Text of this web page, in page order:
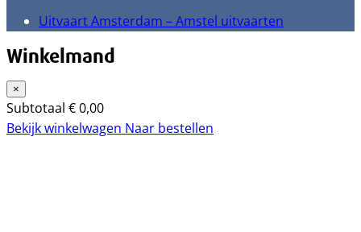
Uitvaart Amsterdam – Amstel uitvaarten
Winkelmand
×
Subtotaal €0,00
Bekijk winkelwagen Naar bestellen